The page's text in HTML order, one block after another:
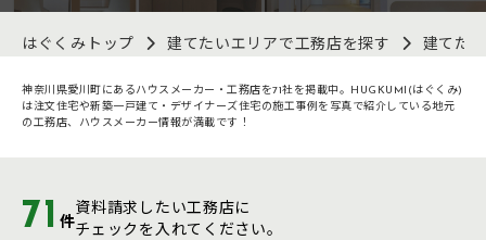
はぐくみトップ 建てたいエリアで工務店を探す 建てた
神奈川県愛川町にあるハウスメーカー・工務店を71社を掲載中。HUGKUMI(はぐくみ)
は注文住宅や新築一戸建て・デザイナーズ住宅の施工事例を写真で紹介している地元
の工務店、ハウスメーカー情報が満載です！
71 件
資料請求したい工務店に
チェックを入れてください。